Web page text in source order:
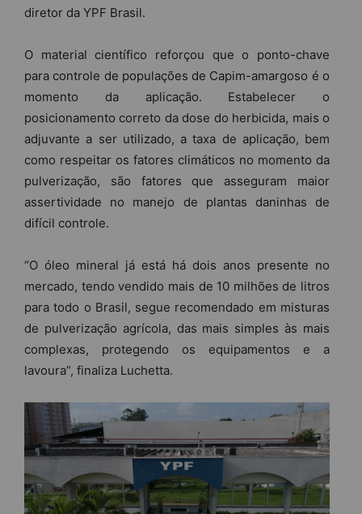
diretor da YPF Brasil.
O material científico reforçou que o ponto-chave
para controle de populações de Capim-amargoso é o
momento da aplicação. Estabelecer o
posicionamento correto da dose do herbicida, mais o
adjuvante a ser utilizado, a taxa de aplicação, bem
como respeitar os fatores climáticos no momento da
pulverização, são fatores que asseguram maior
assertividade no manejo de plantas daninhas de
difícil controle.
“O óleo mineral já está há dois anos presente no
mercado, tendo vendido mais de 10 milhões de litros
para todo o Brasil, segue recomendado em misturas
de pulverização agrícola, das mais simples às mais
complexas, protegendo os equipamentos e a
lavoura”, finaliza Luchetta.